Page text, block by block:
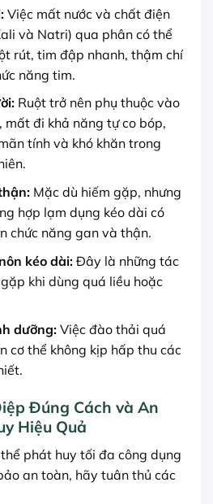
Việc mất nước và chất điện
và Natri) qua phân có thể
rút, tim đập nhanh, thậm chí
năng tim.
Ruột trở nên phụ thuộc vào
đi khả năng tự co bóp,
tính và khó khăn trong
Mặc dù hiếm gặp, nhưng
hợp lạm dụng kéo dài có
chức năng gan và thận.
kéo dài:Đây là những tác
khi dùng quá liều hoặc
dưỡng:Việc đào thải quá
cơ thể không kịp hấp thu các
Đúng Cách và An
Hiệu Quả
phát huy tối đa công dụng
an toàn, hãy tuân thủ các